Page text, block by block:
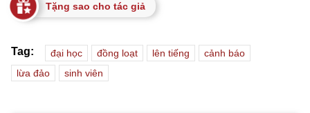
Tặng sao cho tác giả
Tag: đại học đồng loạt lên tiếng
cảnh báo
lừa đảo
sinh viên